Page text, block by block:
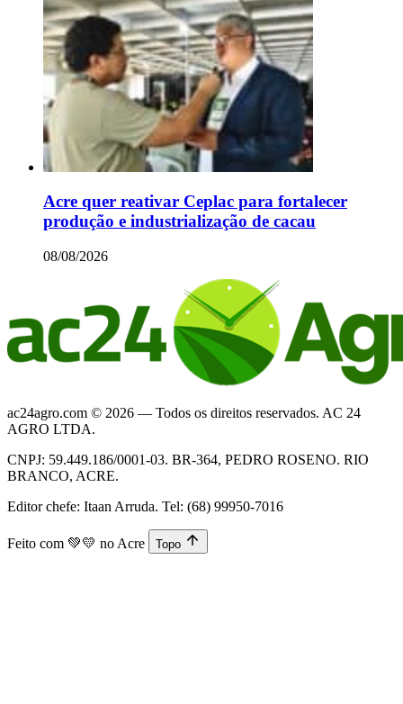
Acre quer reativar Ceplac para fortalecer
produção e industrialização de cacau
08/08/2026
ac24agro.com © 2026 — Todos os direitos reservados. AC 24
AGRO LTDA.
CNPJ: 59.449.186/0001-03. BR-364, PEDRO ROSENO. RIO
BRANCO, ACRE.
Editor chefe: Itaan Arruda. Tel: (68) 99950-7016
Feito com 💚💛 no Acre Topo